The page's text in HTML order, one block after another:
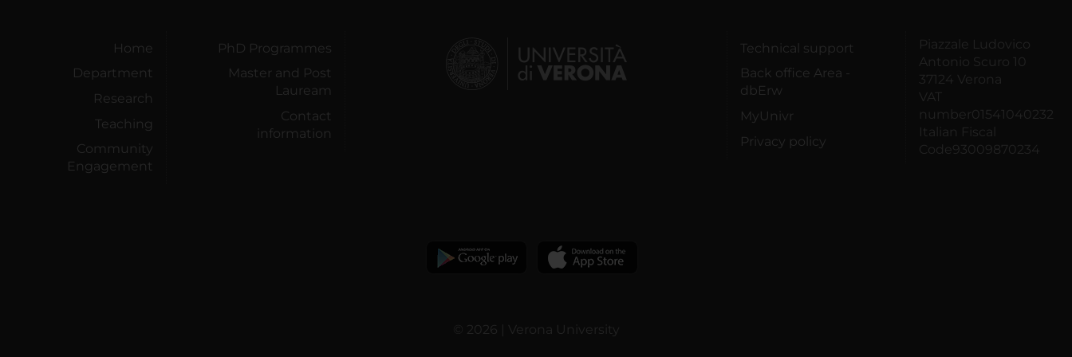
Home
Department
Research
Teaching
Community
Engagement
PhD Programmes
Master and Post
Lauream
Contact
information
Technical support
Back office Area -
dbErw
MyUnivr
Privacy policy
Piazzale Ludovico
Antonio Scuro 10
37124 Verona
VAT
number01541040232
Italian Fiscal
Code93009870234
© 2026 | Verona University